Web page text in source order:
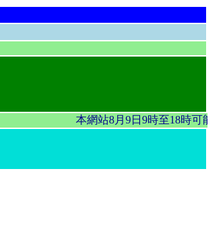
本網站8月9日9時至18